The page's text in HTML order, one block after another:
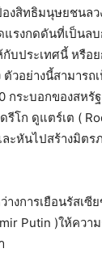
องสิทธิมนุษยชนล
รงกดดันที่เป็นลบ
บประเทศนี้ หรือ
ตัวอย่างนี้สามาร
กระบอกของสหรั
รีโก ดูแตร์เต (
ะหันไปสร้างมิตร
งการเยือนรัสเซี
Putin )ให้ควา